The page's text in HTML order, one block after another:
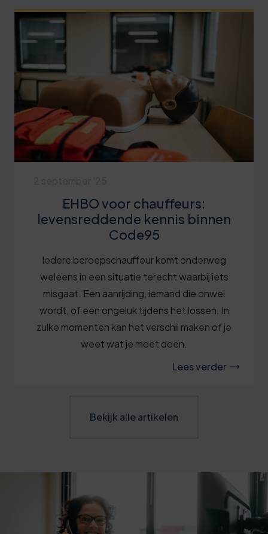
EHBO voor chauffeurs:
levensreddende kennis binnen
Code95
Iedere beroepschauffeur komt onderweg
weleens in een situatie terecht waarbij iets
misgaat. Een aanrijding, iemand die onwel
wordt, of een ongeluk tijdens het lossen. In
zulke momenten kan het verschil maken of je
weet wat je moet doen.
Lees verder
Bekijk alle artikelen